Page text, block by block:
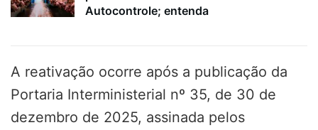
Autocontrole; entenda
A reativação ocorre após a publicação da
Portaria Interministerial nº 35, de 30 de
dezembro de 2025, assinada pelos